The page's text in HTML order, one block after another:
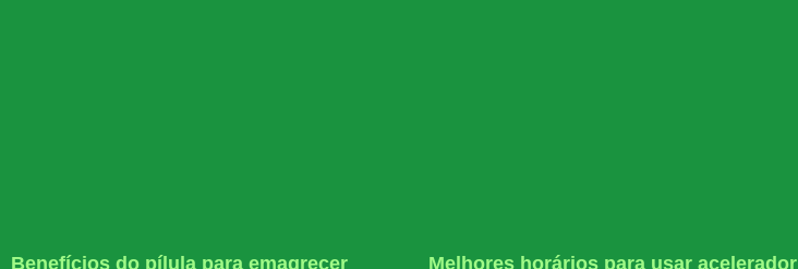
Benefícios do pílula para emagrecer Melhores horários para usar acelerador